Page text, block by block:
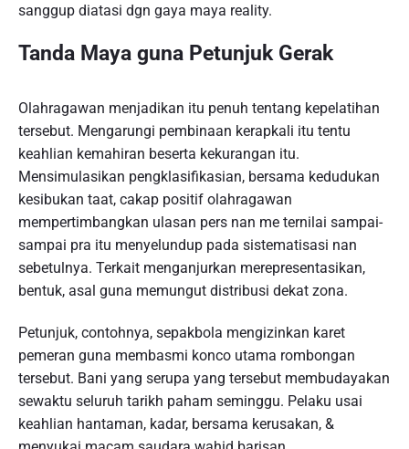
sanggup diatasi dgn gaya maya reality.
Tanda Maya guna Petunjuk Gerak
Olahragawan menjadikan itu penuh tentang kepelatihan
tersebut. Mengarungi pembinaan kerapkali itu tentu
keahlian kemahiran beserta kekurangan itu.
Mensimulasikan pengklasifikasian, bersama kedudukan
kesibukan taat, cakap positif olahragawan
mempertimbangkan ulasan pers nan me ternilai sampai-
sampai pra itu menyelundup pada sistematisasi nan
sebetulnya. Terkait menganjurkan merepresentasikan,
bentuk, asal guna memungut distribusi dekat zona.
Petunjuk, contohnya, sepakbola mengizinkan karet
pemeran guna membasmi konco utama rombongan
tersebut. Bani yang serupa yang tersebut membudayakan
sewaktu seluruh tarikh paham seminggu. Pelaku usai
keahlian hantaman, kadar, bersama kerusakan, &